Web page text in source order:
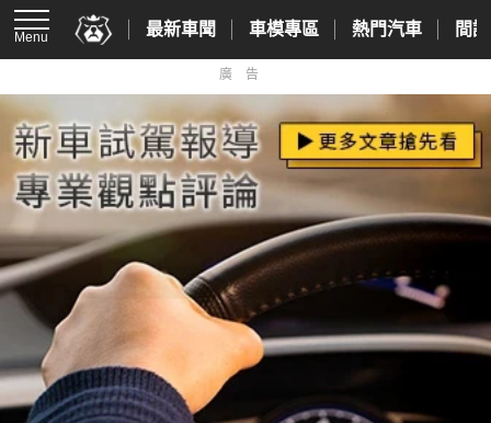
Menu 最新車聞 車模專區 熱門汽車 間
廣告